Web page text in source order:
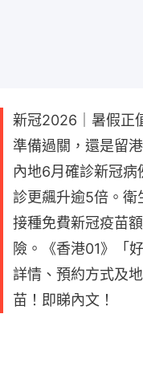
新冠2026｜暑假正
準備過關，還是留
內地6月確診新冠
診更飆升逾5倍。衛
接種免費新冠疫苗
險。《香港01》「
詳情、預約方式及
苗！即睇內文！